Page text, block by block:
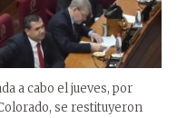
a cabo el jueves, por
se restituyeron